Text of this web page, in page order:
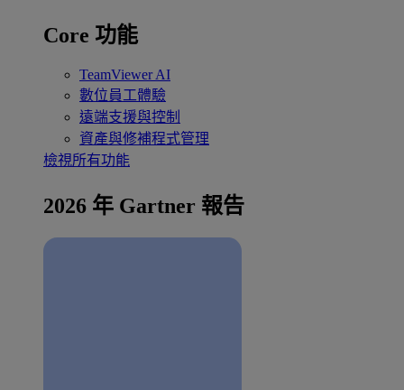
Core 功能
TeamViewer AI
數位員工體驗
遠端支援與控制
資產與修補程式管理
檢視所有功能
2026 年 Gartner 報告